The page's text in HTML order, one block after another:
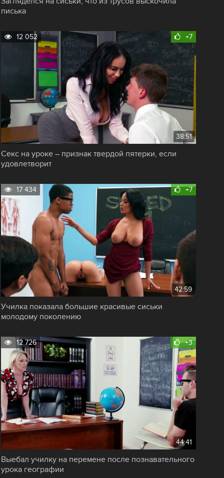
писька
+7
12 052
38:51
Секс на уроке – признак твердой пятерки, если
удовлетворит
+7
17 434
42:59
Училка показала большие красивые сиськи
молодому поколению
+3
12 726
44:41
Выебал училку на перемене после познавательного
урока географии